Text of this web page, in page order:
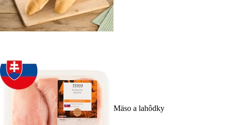
Mäso a lahôdky